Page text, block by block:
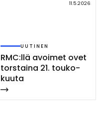
11.5.2026
UUTINEN
RMC:llä avoi­met ovet
tors­tai­na 21. tou­ko­
kuu­ta